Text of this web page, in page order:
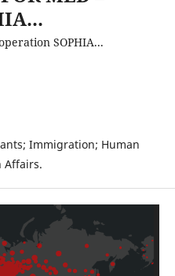
SOPHIA...
Immigration; Human
Affairs.